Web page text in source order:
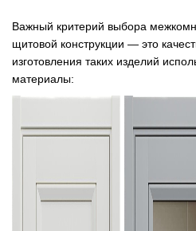
Важный критерий выбора
щитовой конструкции — это
изготовления таких изделий
материалы: